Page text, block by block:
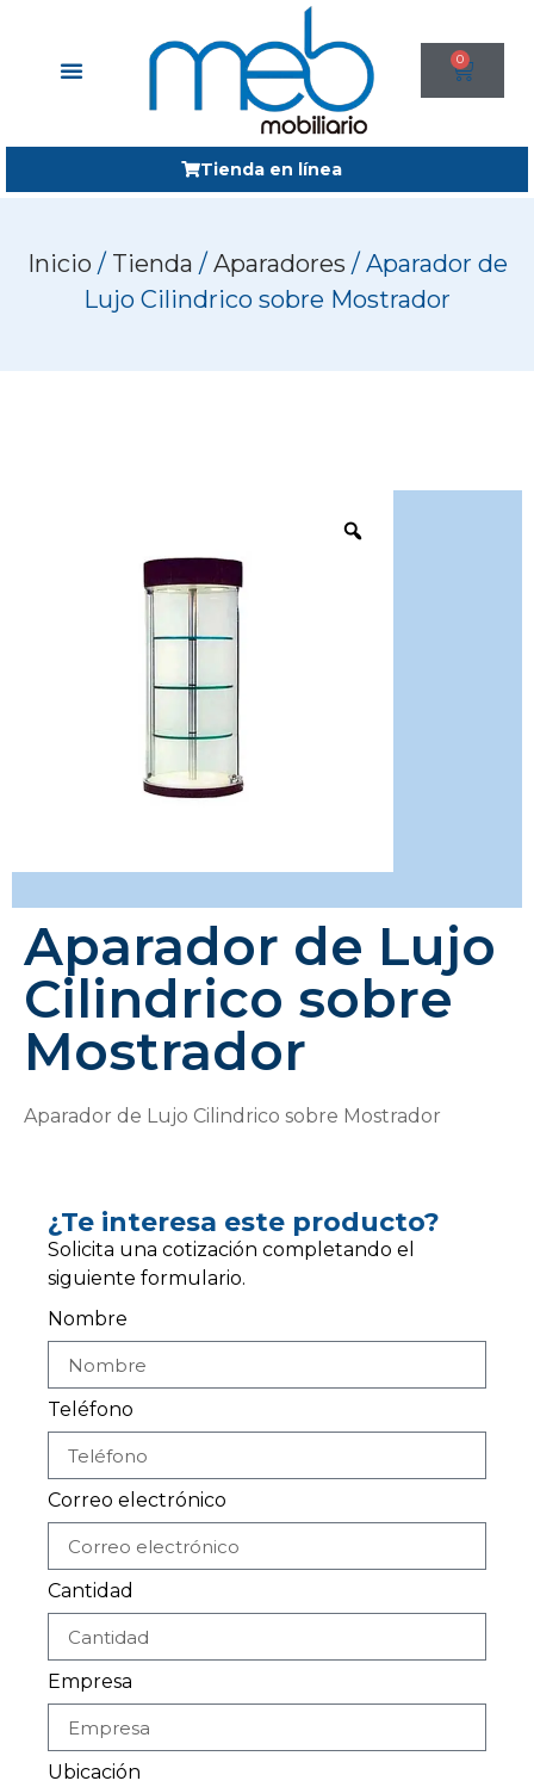
0
Tienda en línea
Inicio / Tienda / Aparadores / Aparador de
Lujo Cilindrico sobre Mostrador
Aparador de Lujo
Cilindrico sobre
Mostrador
Aparador de Lujo Cilindrico sobre Mostrador
¿Te interesa este producto?
Solicita una cotización completando el
siguiente formulario.
Nombre
Teléfono
Correo electrónico
Cantidad
Empresa
Ubicación